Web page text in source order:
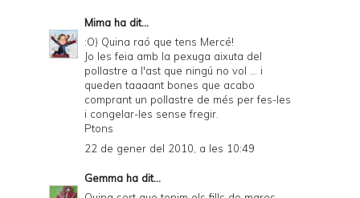
Mima ha dit...
:O) Quina raó que tens Mercé!
Jo les feia amb la pexuga aixuta del
pollastre a l'ast que ningú no vol ... i
queden taaaant bones que acabo
comprant un pollastre de més per fes-les
i congelar-les sense fregir.
Ptons
22 de gener del 2010, a les 10:49
Gemma ha dit...